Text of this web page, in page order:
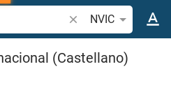
Buscar versículo
NVIC
(Castellano)